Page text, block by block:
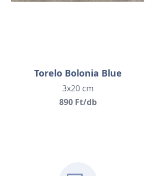
Torelo Bolonia Blue
3x20 cm
890 Ft/db